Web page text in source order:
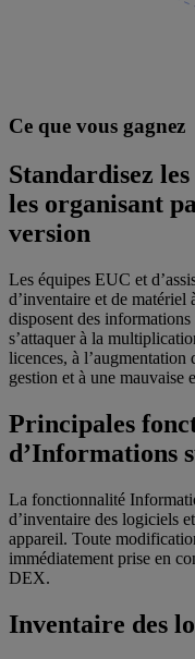
Ce que vous gagnez
Standardisez
les organisant
version
Les équipes EUC et
d’inventaire et de matériel
disposent des
s’attaquer à la
licences, à
gestion et à une mauvaise
Principales
d’Informations
La fonctionnalité
d’inventaire des logiciels
appareil. Toute
immédiatement prise en
DEX.
Inventaire des